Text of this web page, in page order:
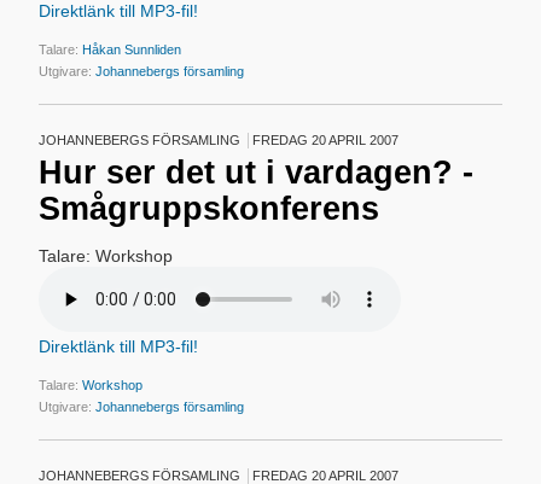
Direktlänk till MP3-fil!
Talare:Håkan Sunnliden
Utgivare:Johannebergs församling
JOHANNEBERGS FÖRSAMLING FREDAG 20 APRIL 2007
Hur ser det ut i vardagen? -
Smågruppskonferens
Talare: Workshop
Direktlänk till MP3-fil!
Talare:Workshop
Utgivare:Johannebergs församling
JOHANNEBERGS FÖRSAMLING FREDAG 20 APRIL 2007